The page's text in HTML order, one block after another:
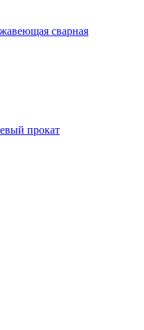
сварная
прокат